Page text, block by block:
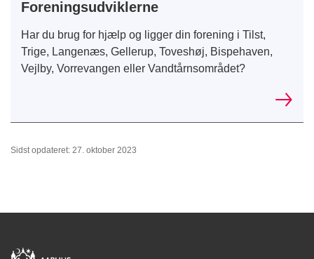
Foreningsudviklerne
Har du brug for hjælp og ligger din forening i Tilst,
Trige, Langenæs, Gellerup, Toveshøj, Bispehaven,
Vejlby, Vorrevangen eller Vandtårnsområdet?
Sidst opdateret: 27. oktober 2023